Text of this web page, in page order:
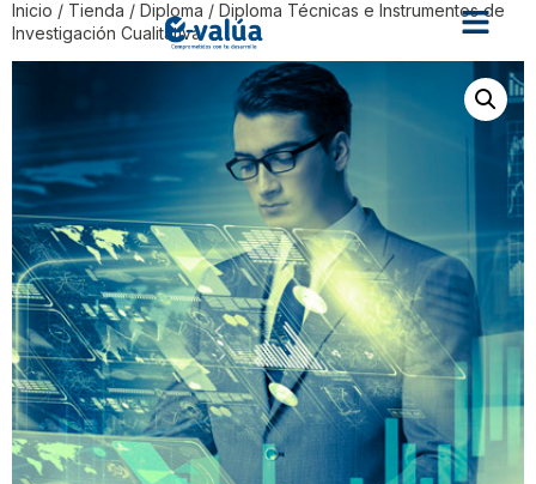
Inicio / Tienda / Diploma / Diploma Técnicas e Instrumentos de
Investigación Cualitativa